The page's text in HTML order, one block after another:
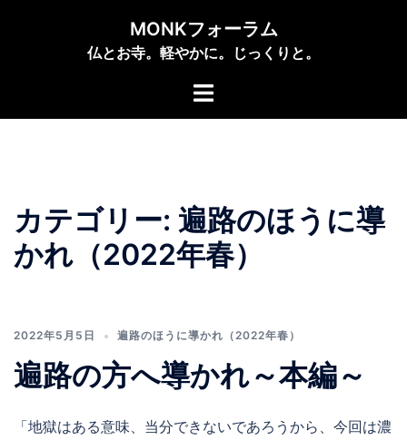
MONKフォーラム
仏とお寺。軽やかに。じっくりと。
ト
ュ
ー
カテゴリー: 遍路のほうに導
かれ（2022年春）
2022年5月5日 遍路のほうに導かれ（2022年春）
遍路の方へ導かれ～本編～
「地獄はある意味、当分できないであろうから、今回は濃